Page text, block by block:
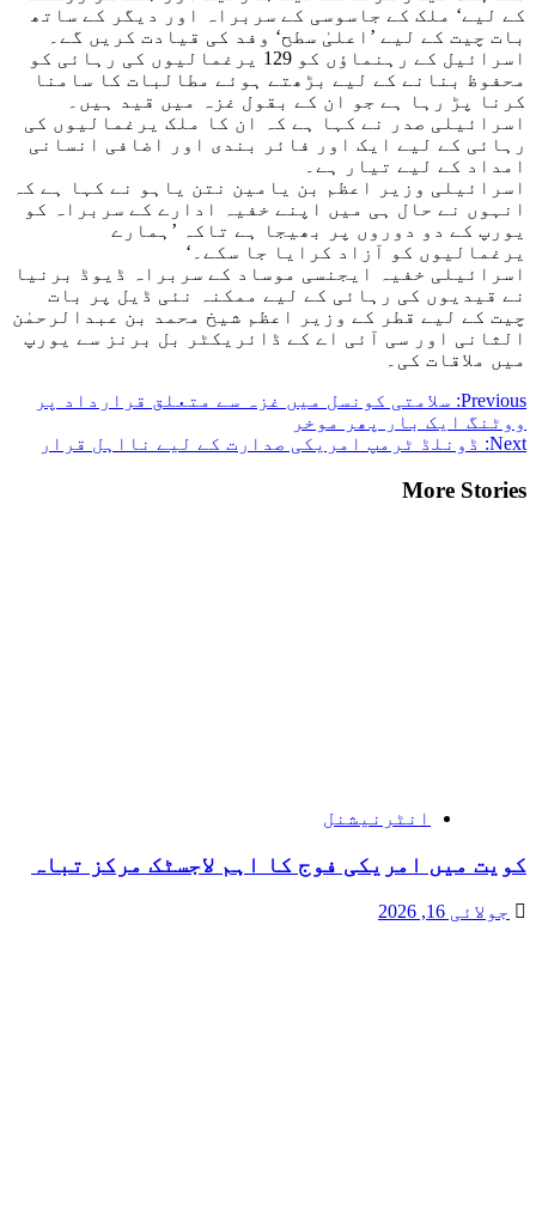
کے لیے‘ ملک کے جاسوسی کے سربراہ اور دیگر کے ساتھ
بات چیت کے لیے ’اعلیٰ سطح‘ وفد کی قیادت کریں گے۔
اسرائیل کے رہنماؤں کو 129 یرغمالیوں کی رہائی کو
محفوظ بنانے کے لیے بڑھتے ہوئے مطالبات کا سامنا
کرنا پڑ رہا ہے جو ان کے بقول غزہ میں قید ہیں۔
اسرائیلی صدر نے کہا ہے کہ ان کا ملک یرغمالیوں کی
رہائی کے لیے ایک اور فائر بندی اور اضافی انسانی
امداد کے لیے تیار ہے۔
اسرائیلی وزیر اعظم بن یامین نتن یاہو نے کہا ہے کہ
انہوں نے حال ہی میں اپنے خفیہ ادارے کے سربراہ کو
یورپ کے دو دوروں پر بھیجا ہے تاکہ ’ہمارے
یرغمالیوں کو آزاد کرایا جا سکے۔‘
اسرائیلی خفیہ ایجنسی موساد کے سربراہ ڈیوڈ برنیا
نے قیدیوں کی رہائی کے لیے ممکنہ نئی ڈیل پر بات
چیت کے لیے قطر کے وزیر اعظم شیخ محمد بن عبدالرحمٰن
الثانی اور سی آئی اے کے ڈائریکٹر بل برنز سے یورپ
میں ملاقات کی۔
Post
navigation
Previous: سلامتی کونسل میں غزہ سے متعلق قرارداد پر
ووٹنگ ایک بار پھر موخر
Next:
ڈونلڈ ٹرمپ امریکی صدارت کے لیے نااہل قرار
More Stories
انٹرنیشنل
کویت میں امریکی فوج کا اہم لاجسٹک مرکز تباہ
جولائی 16, 2026